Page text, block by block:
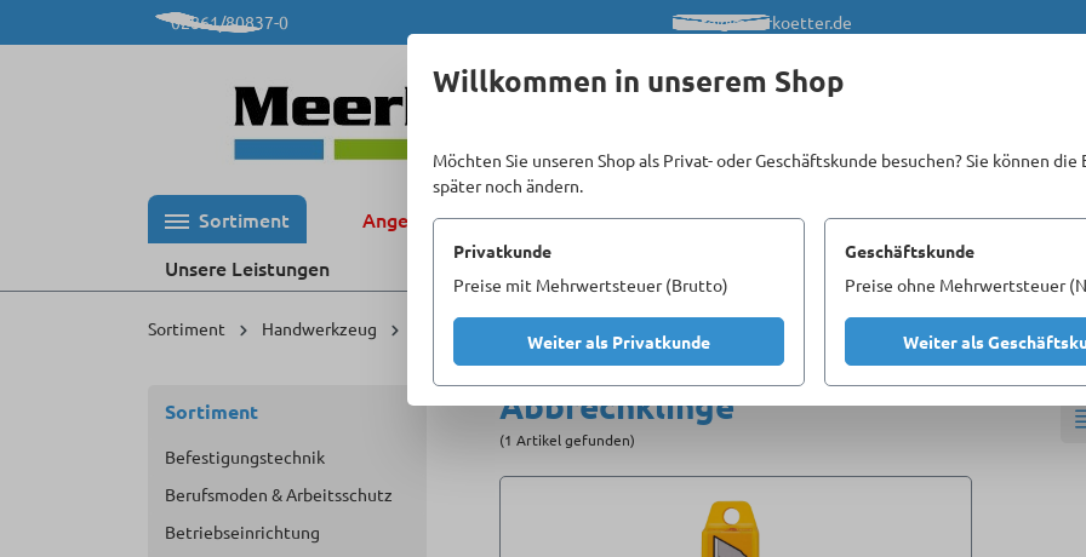
Hauptinhalt springen
Zur Hauptnavigation springen
02861/80837-0 info@meerkoetter.de
Sortiment Angebote % Kataloge
Unsere Homepages
Unsere Leistungen
Willkommen in unserem Shop
Möchten Sie unseren Shop als Privat- oder Geschäftskunde besuchen? Sie können die
später noch ändern.
Privatkunde
Preise mit Mehrwertsteuer (Brutto)
Weiter als Privatkunde
Geschäftskunde
Preise ohne Mehrwertsteuer
Weiter als
Sortiment Handwerkzeug Greif-, Schneid- und Schlagwerkzeuge Messer Abbrechklinge
Sortiment
Befestigungstechnik
Berufsmoden & Arbeitsschutz
Betriebseinrichtung
Abbrechklinge
(1 Artikel gefunden)